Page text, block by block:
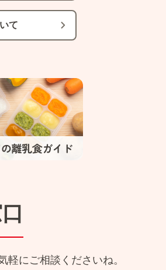
て
にご相談くださいね。